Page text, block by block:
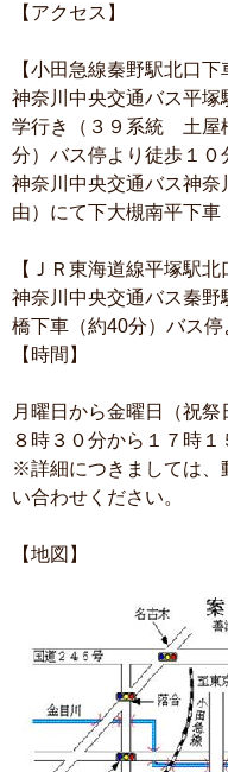
【アクセス】
【小田急線秦野駅北口下
神奈川中央交通バス平
学行き（３９系統 土屋
分）バス停より徒歩１０
神奈川中央交通バス神
由）にて下大槻南平下
【ＪＲ東海道線平塚駅北
神奈川中央交通バス秦
橋下車（約40分）バス
【時間】
月曜日から金曜日（祝祭
８時３０分から１７時１
※詳細につきましては、
い合わせください。
【地図】